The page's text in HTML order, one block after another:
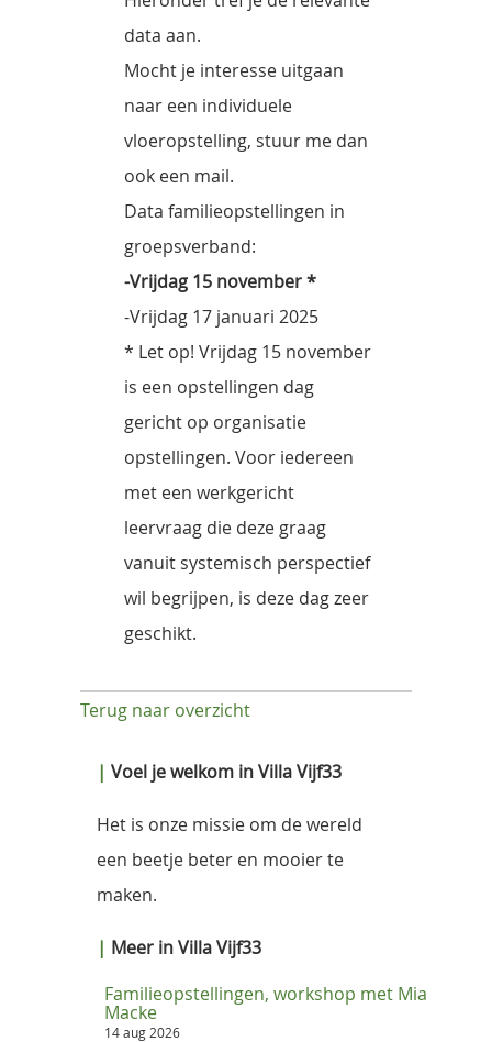
data aan.
Mocht je interesse uitgaan
naar een individuele
vloeropstelling, stuur me dan
ook een mail.
Data familieopstellingen in
groepsverband:
-Vrijdag 15 november *
-Vrijdag 17 januari 2025
* Let op! Vrijdag 15 november
is een opstellingen dag
gericht op organisatie
opstellingen. Voor iedereen
met een werkgericht
leervraag die deze graag
vanuit systemisch perspectief
wil begrijpen, is deze dag zeer
geschikt.
Terug naar overzicht
| Voel je welkom in Villa Vijf33
Het is onze missie om de wereld
een beetje beter en mooier te
maken.
| Meer in Villa Vijf33
Familieopstellingen, workshop met Mia
Macke
14 aug 2026